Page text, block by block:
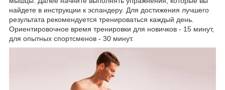
найдете в инструкции к эспандеру. Для достижения лучшего
результата рекомендуется тренироваться каждый день.
Ориентировочное время тренировки для новичков - 15 минут,
для опытных спортсменов - 30 минут.